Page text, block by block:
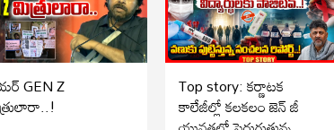
GEN Z Top story: కర్ణాటక
కాలేజీల్లో కలకలం జెన్ జీ